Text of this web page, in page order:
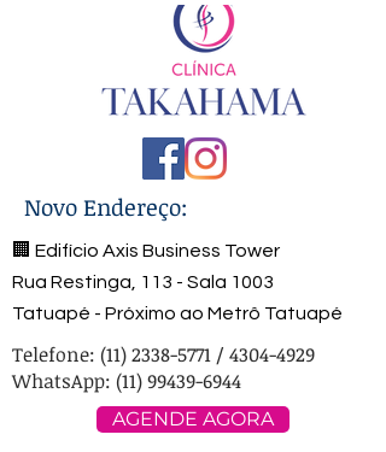
Novo Endereço:
🏢 Edifício Axis Business Tower
Rua Restinga, 113 - Sala 1003
Tatuapé - Próximo ao Metrô Tatuapé
Telefone: (11) 2338-5771 / 4304-4929
WhatsApp: (11) 99439-6944
AGENDE AGORA